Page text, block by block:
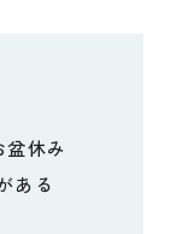
休み
ある